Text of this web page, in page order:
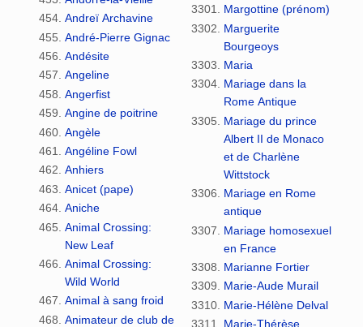
Andreï Archavine
André-Pierre Gignac
Andésite
Angeline
Angerfist
Angine de poitrine
Angèle
Angéline Fowl
Anhiers
Anicet (pape)
Aniche
Animal Crossing:
New Leaf
Animal Crossing:
Wild World
Animal à sang froid
Animateur de club de
Margottine (prénom)
Marguerite
Bourgeoys
Maria
Mariage dans la
Rome Antique
Mariage du prince
Albert II de Monaco
et de Charlène
Wittstock
Mariage en Rome
antique
Mariage homosexuel
en France
Marianne Fortier
Marie-Aude Murail
Marie-Hélène Delval
Marie-Thérèse